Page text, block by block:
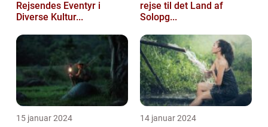
Rejsendes Eventyr i
Diverse Kultur...
rejse til det Land af
Solopg...
15 januar 2024 14 januar 2024